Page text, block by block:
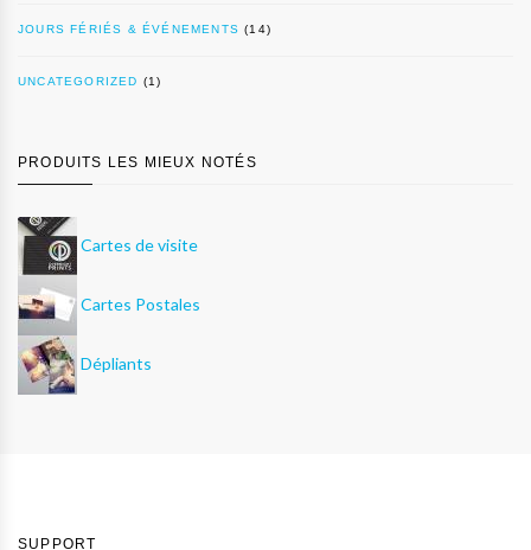
JOURS FÉRIÉS & ÉVÉNEMENTS (14)
UNCATEGORIZED (1)
PRODUITS LES MIEUX NOTÉS
Cartes de visite
Cartes Postales
Dépliants
SUPPORT